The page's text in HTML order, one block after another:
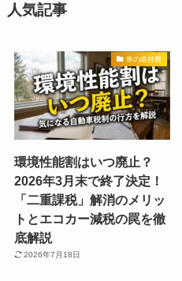
人気記事
車の維持費
環境性能割はいつ廃止？
2026年3月末で終了決定！
「二重課税」解消のメリッ
トとエコカー減税の罠を徹
底解説
2026年7月18日